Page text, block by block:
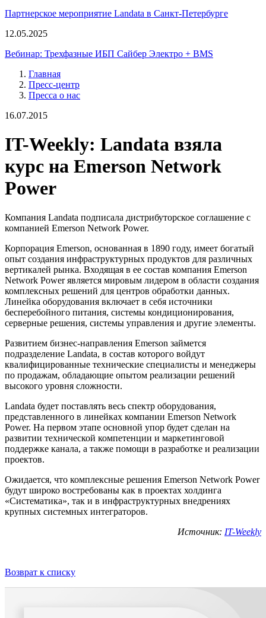
Партнерское мероприятие Landata в Санкт-Петербурге
12.05.2025
Вебинар: Трехфазные ИБП Сайбер Электро + BMS
Главная
Пресс-центр
Пресса о нас
16.07.2015
IT-Weekly: Landata взяла
курс на Emerson Network
Power
Компания Landata подписала дистрибуторское соглашение с
компанией Emerson Network Power.
Корпорация Emerson, основанная в 1890 году, имеет богатый
опыт создания инфраструктурных продуктов для различных
вертикалей рынка. Входящая в ее состав компания Emerson
Network Power является мировым лидером в области создания
комплексных решений для центров обработки данных.
Линейка оборудования включает в себя источники
бесперебойного питания, системы кондиционирования,
серверные решения, системы управления и другие элементы.
Развитием бизнес-направления Emerson займется
подразделение Landata, в состав которого войдут
квалифицированные технические специалисты и менеджеры
по продажам, обладающие опытом реализации решений
высокого уровня сложности.
Landata будет поставлять весь спектр оборудования,
представленного в линейках компании Emerson Network
Power. На первом этапе основной упор будет сделан на
развитии технической компетенции и маркетинговой
поддержке канала, а также помощи в разработке и реализации
проектов.
Ожидается, что комплексные решения Emerson Network Power
будут широко востребованы как в проектах холдинга
«Систематика», так и в инфраструктурных внедрениях
крупных системных интеграторов.
Источник: IT-Weekly
Возврат к списку